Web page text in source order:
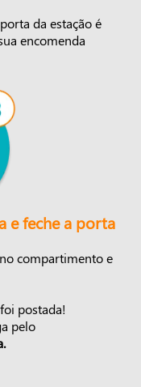
da estação é
encomenda
e feche a porta
compartimento e
postada!
pelo